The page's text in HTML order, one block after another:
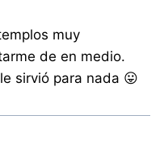
muy
de en medio.
sirvió para nada 😛